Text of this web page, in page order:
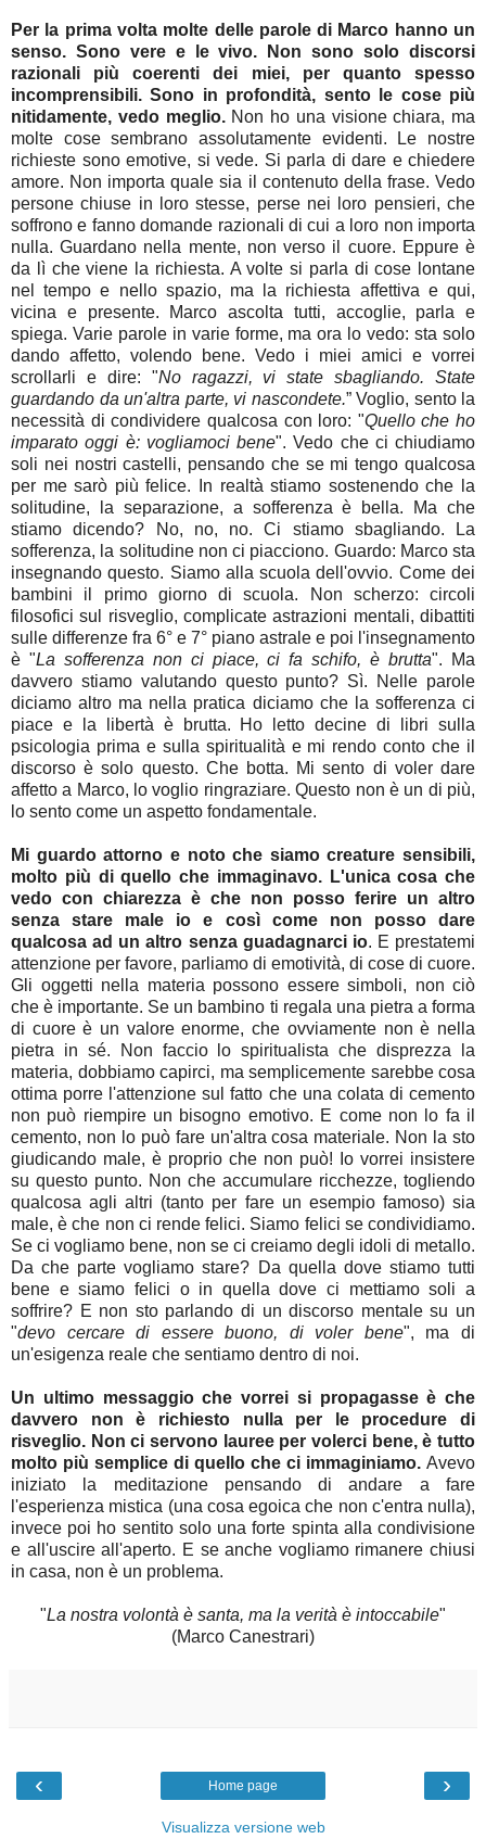
Per la prima volta molte delle parole di Marco hanno un
senso. Sono vere e le vivo. Non sono solo discorsi
razionali più coerenti dei miei, per quanto spesso
incomprensibili. Sono in profondità, sento le cose più
nitidamente, vedo meglio.Non ho una visione chiara, ma
molte cose sembrano assolutamente evidenti. Le nostre
richieste sono emotive, si vede. Si parla di dare e chiedere
amore. Non importa quale sia il contenuto della frase. Vedo
persone chiuse in loro stesse, perse nei loro pensieri, che
soffrono e fanno domande razionali di cui a loro non importa
nulla. Guardano nella mente, non verso il cuore. Eppure è
da lì che viene la richiesta. A volte si parla di cose lontane
nel tempo e nello spazio, ma la richiesta affettiva e qui,
vicina e presente. Marco ascolta tutti, accoglie, parla e
spiega. Varie parole in varie forme, ma ora lo vedo: sta solo
dando affetto, volendo bene. Vedo i miei amici e vorrei
scrollarli e dire: "No ragazzi, vi state sbagliando. State
guardando da un'altra parte, vi nascondete.” Voglio, sento la
necessità di condividere qualcosa con loro: "Quello che ho
imparato oggi è: vogliamoci bene". Vedo che ci chiudiamo
soli nei nostri castelli, pensando che se mi tengo qualcosa
per me sarò più felice. In realtà stiamo sostenendo che la
solitudine, la separazione, a sofferenza è bella. Ma che
stiamo dicendo? No, no, no. Ci stiamo sbagliando. La
sofferenza, la solitudine non ci piacciono. Guardo: Marco sta
insegnando questo. Siamo alla scuola dell'ovvio. Come dei
bambini il primo giorno di scuola. Non scherzo: circoli
filosofici sul risveglio, complicate astrazioni mentali, dibattiti
sulle differenze fra 6° e 7° piano astrale e poi l'insegnamento
è "La sofferenza non ci piace, ci fa schifo, è brutta". Ma
davvero stiamo valutando questo punto? Sì. Nelle parole
diciamo altro ma nella pratica diciamo che la sofferenza ci
piace e la libertà è brutta. Ho letto decine di libri sulla
psicologia prima e sulla spiritualità e mi rendo conto che il
discorso è solo questo. Che botta. Mi sento di voler dare
affetto a Marco, lo voglio ringraziare. Questo non è un di più,
lo sento come un aspetto fondamentale.
Mi guardo attorno e noto che siamo creature sensibili,
molto più di quello che immaginavo. L'unica cosa che
vedo con chiarezza è che non posso ferire un altro
senza stare male io e così come non posso dare
qualcosa ad un altro senza guadagnarci io. E prestatemi
attenzione per favore, parliamo di emotività, di cose di cuore.
Gli oggetti nella materia possono essere simboli, non ciò
che è importante. Se un bambino ti regala una pietra a forma
di cuore è un valore enorme, che ovviamente non è nella
pietra in sé. Non faccio lo spiritualista che disprezza la
materia, dobbiamo capirci, ma semplicemente sarebbe cosa
ottima porre l'attenzione sul fatto che una colata di cemento
non può riempire un bisogno emotivo. E come non lo fa il
cemento, non lo può fare un'altra cosa materiale. Non la sto
giudicando male, è proprio che non può! Io vorrei insistere
su questo punto. Non che accumulare ricchezze, togliendo
qualcosa agli altri (tanto per fare un esempio famoso) sia
male, è che non ci rende felici. Siamo felici se condividiamo.
Se ci vogliamo bene, non se ci creiamo degli idoli di metallo.
Da che parte vogliamo stare? Da quella dove stiamo tutti
bene e siamo felici o in quella dove ci mettiamo soli a
soffrire? E non sto parlando di un discorso mentale su un
"devo cercare di essere buono, di voler bene", ma di
un'esigenza reale che sentiamo dentro di noi.
Un ultimo messaggio che vorrei si propagasse è che
davvero non è richiesto nulla per le procedure di
risveglio. Non ci servono lauree per volerci bene, è tutto
molto più semplice di quello che ci immaginiamo. Avevo
iniziato la meditazione pensando di andare a fare
l'esperienza mistica (una cosa egoica che non c'entra nulla),
invece poi ho sentito solo una forte spinta alla condivisione
e all'uscire all'aperto. E se anche vogliamo rimanere chiusi
in casa, non è un problema.
"La nostra volontà è santa, ma la verità è intoccabile"
(Marco Canestrari)
‹ ›
Home page
Visualizza versione web